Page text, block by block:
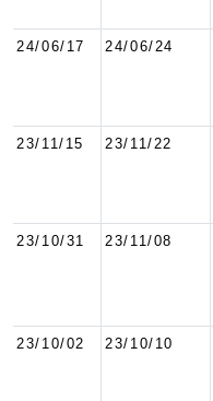
24/06/17 24/06/24
23/11/15 23/11/22
23/10/31 23/11/08
23/10/02 23/10/10